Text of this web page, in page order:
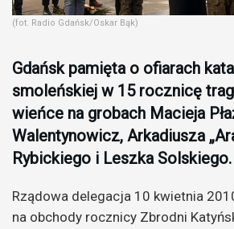
(fot. Radio Gdańsk/Oskar Bąk)
Gdańsk pamięta o ofiarach
smoleńskiej w 15 rocznicę
wieńce na grobach Macieja
Walentynowicz, Arkadiusza
Rybickiego i Leszka Solskiego.
Rządowa delegacja 10 kwietnia
na obchody rocznicy Zbrodni